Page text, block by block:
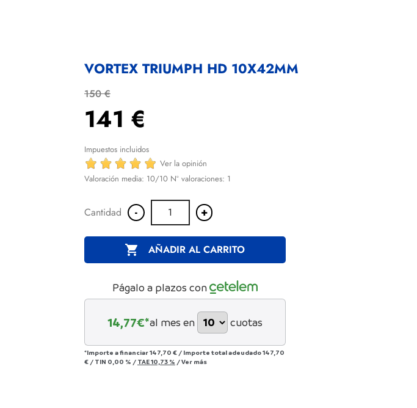
VORTEX TRIUMPH HD 10X42MM
150 €
141 €
Impuestos incluidos
Ver la opinión
Valoración media: 10/10 Nº valoraciones: 1
Cantidad - +
 AÑADIR AL CARRITO
Págalo a plazos con
14,77€*al mes en cuotas
*Importe a financiar147,70 € / Importe total adeudado147,70
€/ TIN 0,00 % / TAE10,73 % /Ver más